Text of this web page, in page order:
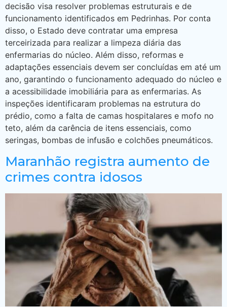
decisão visa resolver problemas estruturais e de
funcionamento identificados em Pedrinhas. Por conta
disso, o Estado deve contratar uma empresa
terceirizada para realizar a limpeza diária das
enfermarias do núcleo. Além disso, reformas e
adaptações essenciais devem ser concluídas em até um
ano, garantindo o funcionamento adequado do núcleo e
a acessibilidade imobiliária para as enfermarias. As
inspeções identificaram problemas na estrutura do
prédio, como a falta de camas hospitalares e mofo no
teto, além da carência de itens essenciais, como
seringas, bombas de infusão e colchões pneumáticos.
Maranhão registra aumento de
crimes contra idosos